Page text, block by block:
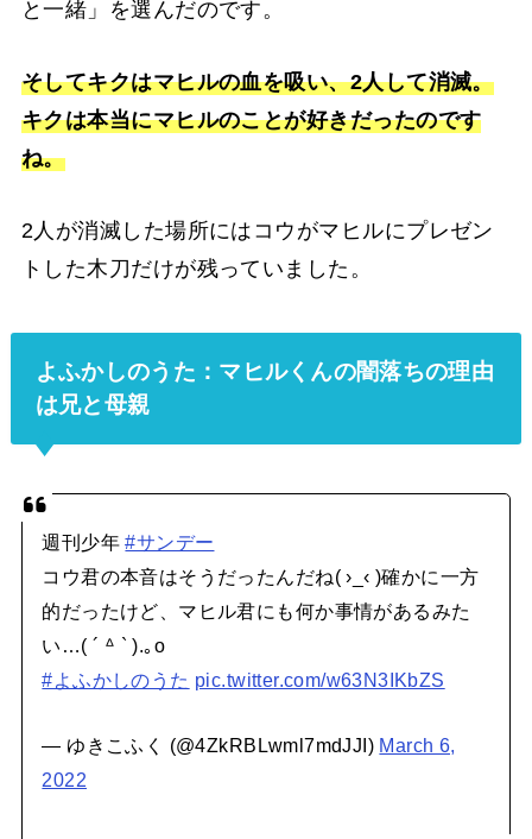
と一緒」を選んだのです。
そしてキクはマヒルの血を吸い、2人して消滅。
キクは本当にマヒルのことが好きだったのです
ね。
2人が消滅した場所にはコウがマヒルにプレゼン
トした木刀だけが残っていました。
よふかしのうた：マヒルくんの闇落ちの理由
は兄と母親
週刊少年#サンデー
コウ君の本音はそうだったんだね( ›_‹ )確かに一方
的だったけど、マヒル君にも何か事情があるみた
い…( ´ ᐞ ` ).｡o
#よふかしのうた pic.twitter.com/w63N3IKbZS
— ゆきこふく (@4ZkRBLwml7mdJJI) March 6,
2022